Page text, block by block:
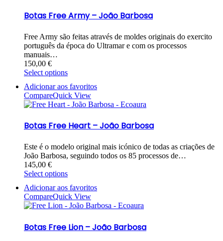
Botas Free Army – João Barbosa
Free Army são feitas através de moldes originais do exercito
português da época do Ultramar e com os processos
manuais…
150,00 €
Select options
Adicionar aos favoritos
CompareQuick View
Botas Free Heart – João Barbosa
Este é o modelo original mais icónico de todas as criações de
João Barbosa, seguindo todos os 85 processos de…
145,00 €
Select options
Adicionar aos favoritos
CompareQuick View
Botas Free Lion – João Barbosa